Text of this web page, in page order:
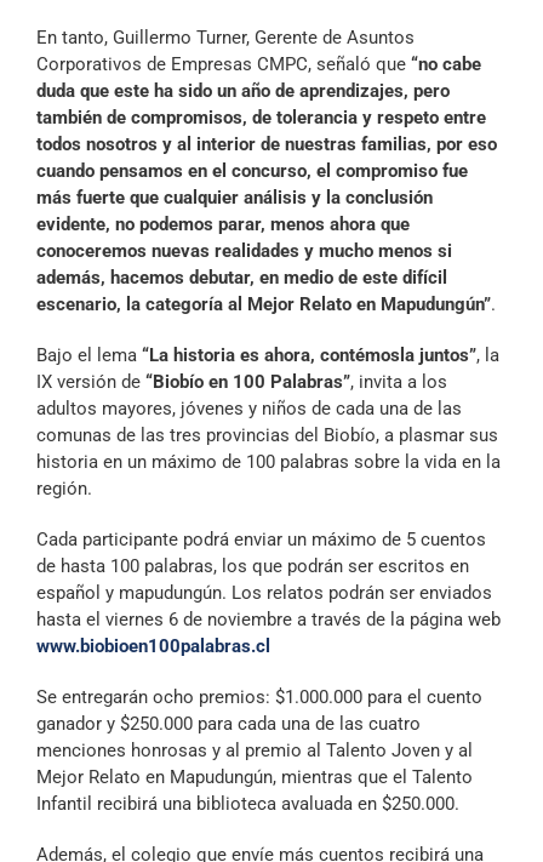
En tanto, Guillermo Turner, Gerente de Asuntos
Corporativos de Empresas CMPC, señaló que “no cabe
duda que este ha sido un año de aprendizajes, pero
también de compromisos, de tolerancia y respeto entre
todos nosotros y al interior de nuestras familias, por eso
cuando pensamos en el concurso, el compromiso fue
más fuerte que cualquier análisis y la conclusión
evidente, no podemos parar, menos ahora que
conoceremos nuevas realidades y mucho menos si
además, hacemos debutar, en medio de este difícil
escenario, la categoría al Mejor Relato en Mapudungún”.
Bajo el lema “La historia es ahora, contémosla juntos”, la
IX versión de “Biobío en 100 Palabras”, invita a los
adultos mayores, jóvenes y niños de cada una de las
comunas de las tres provincias del Biobío, a plasmar sus
historia en un máximo de 100 palabras sobre la vida en la
región.
Cada participante podrá enviar un máximo de 5 cuentos
de hasta 100 palabras, los que podrán ser escritos en
español y mapudungún. Los relatos podrán ser enviados
hasta el viernes 6 de noviembre a través de la página web
www.biobioen100palabras.cl
Se entregarán ocho premios: $1.000.000 para el cuento
ganador y $250.000 para cada una de las cuatro
menciones honrosas y al premio al Talento Joven y al
Mejor Relato en Mapudungún, mientras que el Talento
Infantil recibirá una biblioteca avaluada en $250.000.
Además, el colegio que envíe más cuentos recibirá una